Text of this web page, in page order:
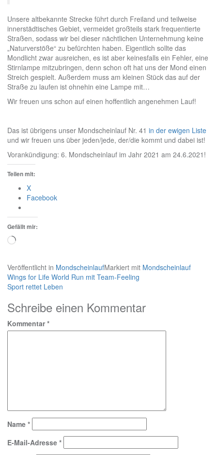
Unsere altbekannte Strecke führt durch Freiland und teilweise
innerstädtisches Gebiet, vermeidet großteils stark frequentierte
Straßen, sodass wir bei dieser nächtlichen Unternehmung keine
„Naturverstöße“ zu befürchten haben. Eigentlich sollte das
Mondlicht zwar ausreichen, es ist aber keinesfalls ein Fehler, eine
Stirnlampe mitzubringen, denn schon oft hat uns der Mond einen
Streich gespielt. Außerdem muss am kleinen Stück das auf der
Straße zu laufen ist ohnehin eine Lampe mit…
Wir freuen uns schon auf einen hoffentlich angenehmen Lauf!
Das ist übrigens unser Mondscheinlauf Nr. 41 in der ewigen Liste
und wir freuen uns über jeden/jede, der/die kommt und dabei ist!
Vorankündigung: 6. Mondscheinlauf im Jahr 2021 am 24.6.2021!
Teilen mit:
X
Facebook
Gefällt mir:
Wird
Veröffentlicht in MondscheinlaufMarkiert mit Mondscheinlauf
Beitragsnavigation
Wings for Life World Run mit Team-Feeling
Sport rettet Leben
Schreibe einen Kommentar
Kommentar*
Name *
E-Mail-Adresse *